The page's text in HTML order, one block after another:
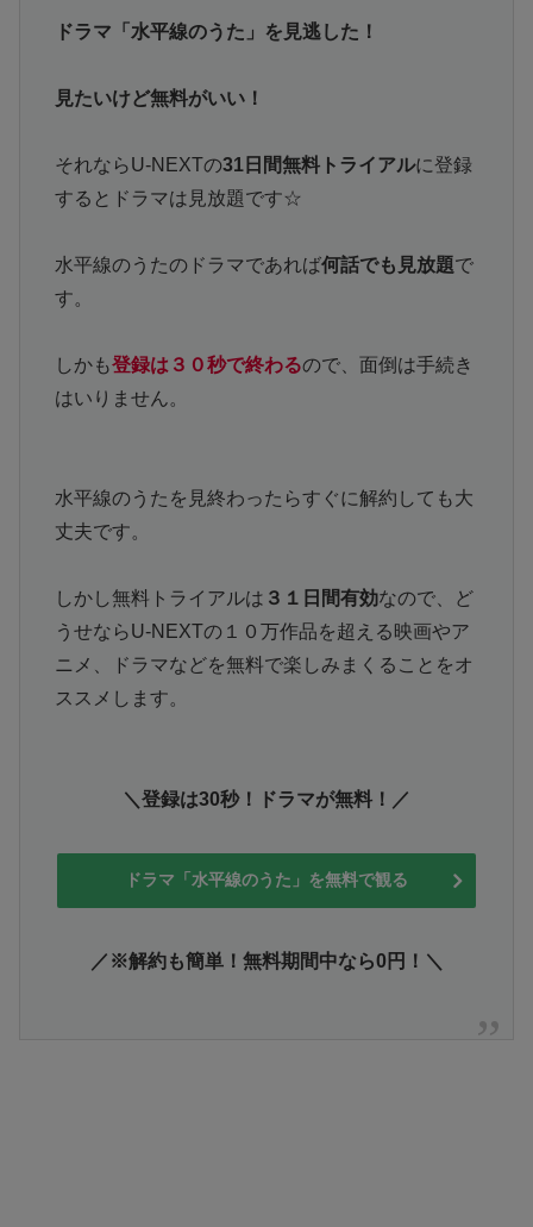
ドラマ「水平線のうた」を見逃した！
見たいけど無料がいい！
それならU-NEXTの31日間無料トライアルに登録
するとドラマは見放題です☆
水平線のうたのドラマであれば何話でも見放題で
す。
しかも登録は３０秒で終わるので、面倒は手続き
はいりません。
水平線のうたを見終わったらすぐに解約しても大
丈夫です。
しかし無料トライアルは ３１日間有効なので、ど
うせならU-NEXTの１０万作品を超える映画やア
ニメ、ドラマなどを無料で楽しみまくることをオ
ススメします。
＼登録は30秒！ドラマが無料！／
ドラマ「水平線のうた」を無料で観る
／※解約も簡単！無料期間中なら0円！＼